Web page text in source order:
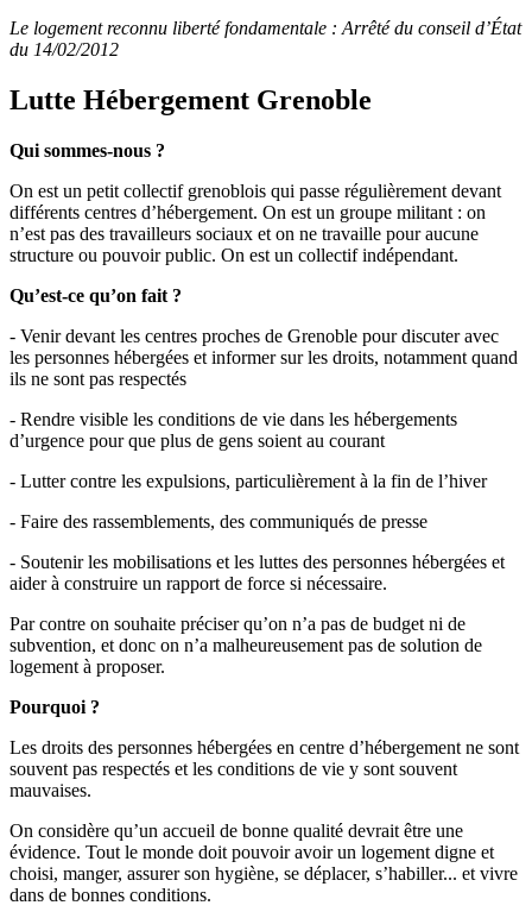
Le logement reconnu liberté fondamentale : Arrêté du conseil d’État
du 14/02/2012
Lutte Hébergement Grenoble
Qui sommes-nous ?
On est un petit collectif grenoblois qui passe régulièrement devant
différents centres d’hébergement. On est un groupe militant : on
n’est pas des travailleurs sociaux et on ne travaille pour aucune
structure ou pouvoir public. On est un collectif indépendant.
Qu’est-ce qu’on fait ?
- Venir devant les centres proches de Grenoble pour discuter avec
les personnes hébergées et informer sur les droits, notamment quand
ils ne sont pas respectés
- Rendre visible les conditions de vie dans les hébergements
d’urgence pour que plus de gens soient au courant
- Lutter contre les expulsions, particulièrement à la fin de l’hiver
- Faire des rassemblements, des communiqués de presse
- Soutenir les mobilisations et les luttes des personnes hébergées et
aider à construire un rapport de force si nécessaire.
Par contre on souhaite préciser qu’on n’a pas de budget ni de
subvention, et donc on n’a malheureusement pas de solution de
logement à proposer.
Pourquoi ?
Les droits des personnes hébergées en centre d’hébergement ne sont
souvent pas respectés et les conditions de vie y sont souvent
mauvaises.
On considère qu’un accueil de bonne qualité devrait être une
évidence. Tout le monde doit pouvoir avoir un logement digne et
choisi, manger, assurer son hygiène, se déplacer, s’habiller... et vivre
dans de bonnes conditions.